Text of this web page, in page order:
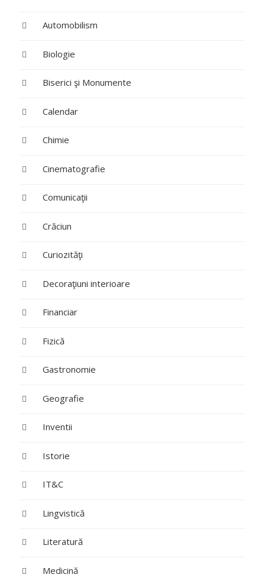
Automobilism
Biologie
Biserici şi Monumente
Calendar
Chimie
Cinematografie
Comunicaţii
Crăciun
Curiozităţi
Decoraţiuni interioare
Financiar
Fizică
Gastronomie
Geografie
Inventii
Istorie
IT&C
Lingvistică
Literatură
Medicină